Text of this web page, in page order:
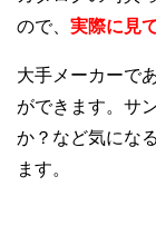
ので、 実際に見
大手メーカーで
ができます。サ
か？など気にな
ます。